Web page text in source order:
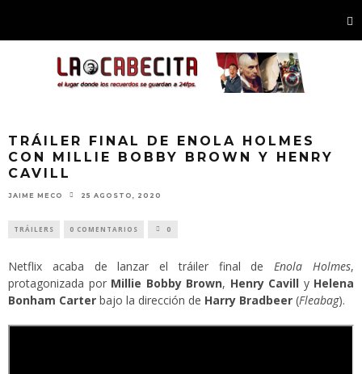
TRÁILER FINAL DE ENOLA HOLMES
CON MILLIE BOBBY BROWN Y HENRY
CAVILL
JAIME MECO 25 AGOSTO, 2020
TRÁILERS 0 COMENTARIOS 0
Netflix acaba de lanzar el tráiler final de Enola Holmes,
protagonizada por Millie Bobby Brown, Henry Cavill y Helena
Bonham Carter bajo la dirección de Harry Bradbeer (Fleabag).